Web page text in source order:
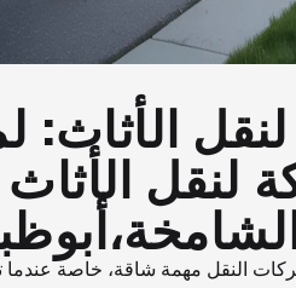
الأثاث:
لنقل
النقل مهمة شاقة، خاصة عندما